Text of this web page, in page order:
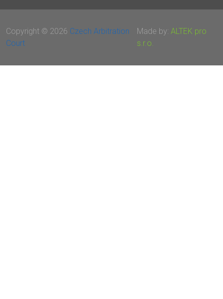
Copyright © 2026 Czech Arbitration
Court
Made by: ALTEK pro
s.r.o.